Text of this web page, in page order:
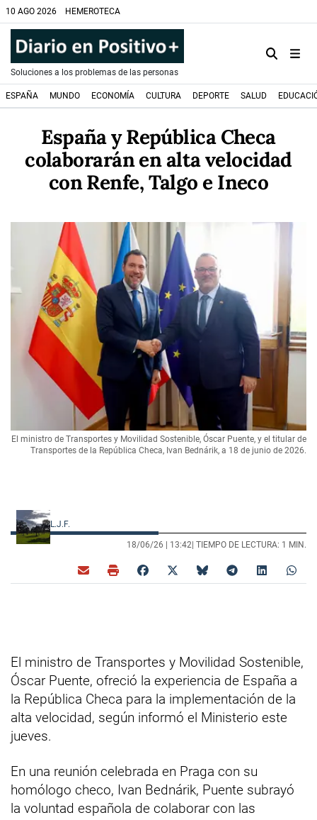
10 AGO 2026 HEMEROTECA
Soluciones a los problemas de las personas
ESPAÑA MUNDO ECONOMÍA CULTURA DEPORTE SALUD
España y República Checa
colaborarán en alta velocidad
con Renfe, Talgo e Ineco
El ministro de Transportes y Movilidad Sostenible, Óscar Puente, y el titular de
Transportes de la República Checa, Ivan Bednárik, a 18 de junio de 2026.
L.J.F.
18/06/26 | 13:42 | TIEMPO DE LECTURA: 1 MIN.
El ministro de Transportes y Movilidad Sostenible,
Óscar Puente, ofreció la experiencia de España a
la República Checa para la implementación de la
alta velocidad, según informó el Ministerio este
jueves.
En una reunión celebrada en Praga con su
homólogo checo, Ivan Bednárik, Puente subrayó
la voluntad española de colaborar con las